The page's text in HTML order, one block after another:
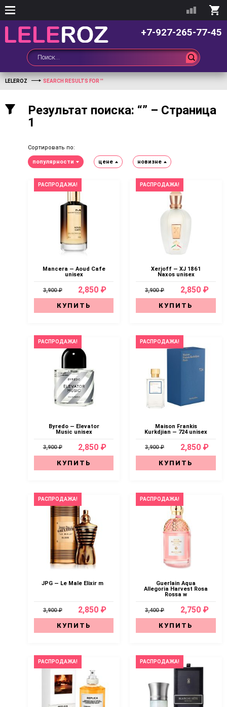
+7-927-265-77-45
LELEROZ SEARCH RESULTS FOR ''
Результат поиска: “” – Страница
1
Сортировать по:
популярности цене новизне
РАСПРОДАЖА!
Mancera — Aoud Cafe
unisex
3,900 ₽ 2,850 ₽
КУПИТЬ
РАСПРОДАЖА!
Xerjoff — XJ 1861
Naxos unisex
3,900 ₽ 2,850 ₽
КУПИТЬ
РАСПРОДАЖА!
Byredo — Elevator
Music unisex
3,900 ₽ 2,850 ₽
КУПИТЬ
РАСПРОДАЖА!
Maison Frankis
Kurkdjian — 724 unisex
3,900 ₽ 2,850 ₽
КУПИТЬ
РАСПРОДАЖА!
JPG — Le Male Elixir m
3,900 ₽ 2,850 ₽
КУПИТЬ
РАСПРОДАЖА!
Guerlain Aqua
Allegoria Harvest Rosa
Rossa w
3,400 ₽ 2,750 ₽
КУПИТЬ
РАСПРОДАЖА! РАСПРОДАЖА!